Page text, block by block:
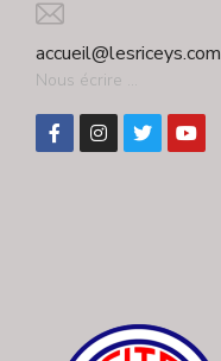
accueil@lesriceys.com
Nous écrire ...